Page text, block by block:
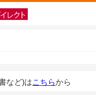
など)はこちらから